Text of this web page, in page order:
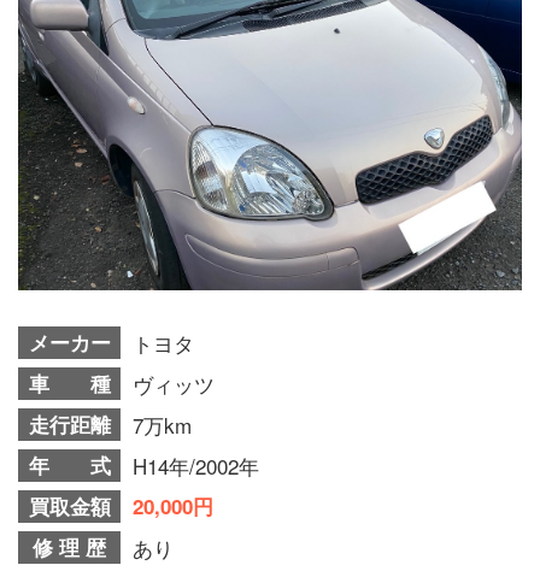
メーカー トヨタ
車 種 ヴィッツ
走行距離 7万km
年 式 H14年/2002年
買取金額
20,000円
修 理 歴
あり